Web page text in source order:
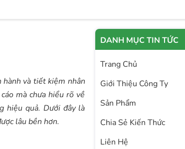
hành và tiết kiệm nhân
mà chưa hiểu rõ về
hiệu quả. Dưới đây là
lâu bền hơn.
DANH MỤC TIN TỨC
Trang Chủ
Giới Thiệu Công Ty
Sản Phẩm
Chia Sẻ Kiến Thức
Liên Hệ